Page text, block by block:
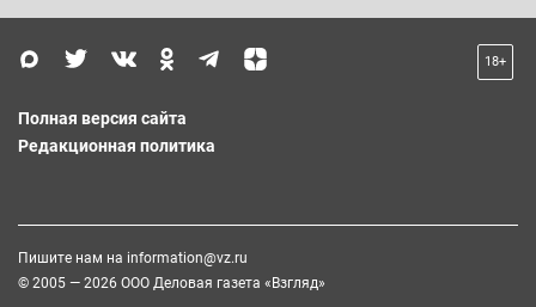
18+
Полная версия сайта
Редакционная политика
Пишите нам на information@vz.ru
© 2005 — 2026 ООО Деловая газета «Взгляд»